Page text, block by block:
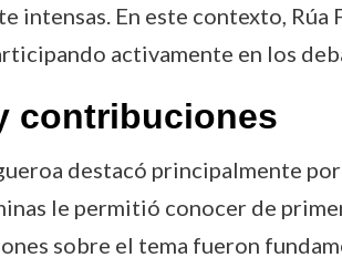
intensas. En este contexto,
activamente en los
contribuciones
destacó principalmente
le permitió conocer de
sobre el tema fueron